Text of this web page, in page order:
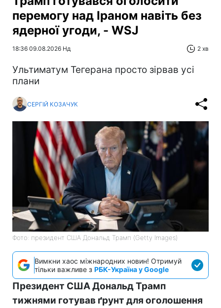
перемогу над Іраном навіть без
ядерної угоди, - WSJ
18:36 09.08.2026 Нд 2 хв
Ультиматум Тегерана просто зірвав усі
плани
СЕРГІЙ КОЗАЧУК
Фото: президент США Дональд Трамп (Getty Images)
Вимкни хаос міжнародних новин! Отримуй
тільки важливе з РБК-Україна у Google
Президент США Дональд Трамп
тижнями готував ґрунт для оголошення